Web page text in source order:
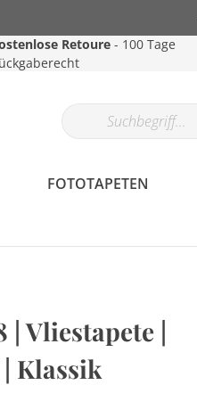
Retoure - 100 Tage
FOTOTAPETEN
| Vliestapete |
Klassik